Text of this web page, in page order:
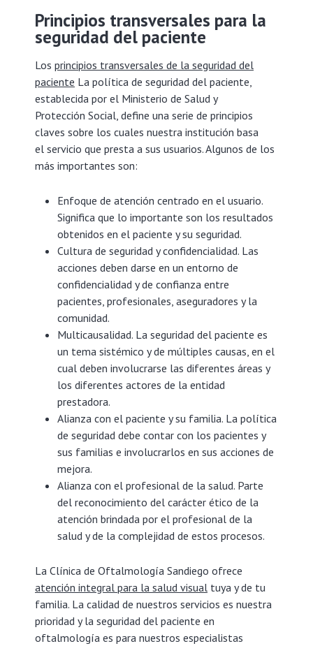
Principios transversales para la
seguridad del paciente
Los principios transversales de la seguridad del
paciente La política de seguridad del paciente,
establecida por el Ministerio de Salud y
Protección Social, define una serie de principios
claves sobre los cuales nuestra institución basa
el servicio que presta a sus usuarios. Algunos de los
más importantes son:
Enfoque de atención centrado en el usuario.
Significa que lo importante son los resultados
obtenidos en el paciente y su seguridad.
Cultura de seguridad y confidencialidad. Las
acciones deben darse en un entorno de
confidencialidad y de confianza entre
pacientes, profesionales, aseguradores y la
comunidad.
Multicausalidad. La seguridad del paciente es
un tema sistémico y de múltiples causas, en el
cual deben involucrarse las diferentes áreas y
los diferentes actores de la entidad
prestadora.
Alianza con el paciente y su familia. La política
de seguridad debe contar con los pacientes y
sus familias e involucrarlos en sus acciones de
mejora.
Alianza con el profesional de la salud. Parte
del reconocimiento del carácter ético de la
atención brindada por el profesional de la
salud y de la complejidad de estos procesos.
La Clínica de Oftalmología Sandiego ofrece
atención integral para la salud visual tuya y de tu
familia. La calidad de nuestros servicios es nuestra
prioridad y la seguridad del paciente en
oftalmología es para nuestros especialistas